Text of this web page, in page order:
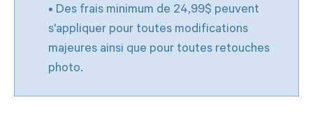
• Des frais minimum de 24,99$ peuvent
s'appliquer pour toutes modifications
majeures ainsi que pour toutes retouches
photo.